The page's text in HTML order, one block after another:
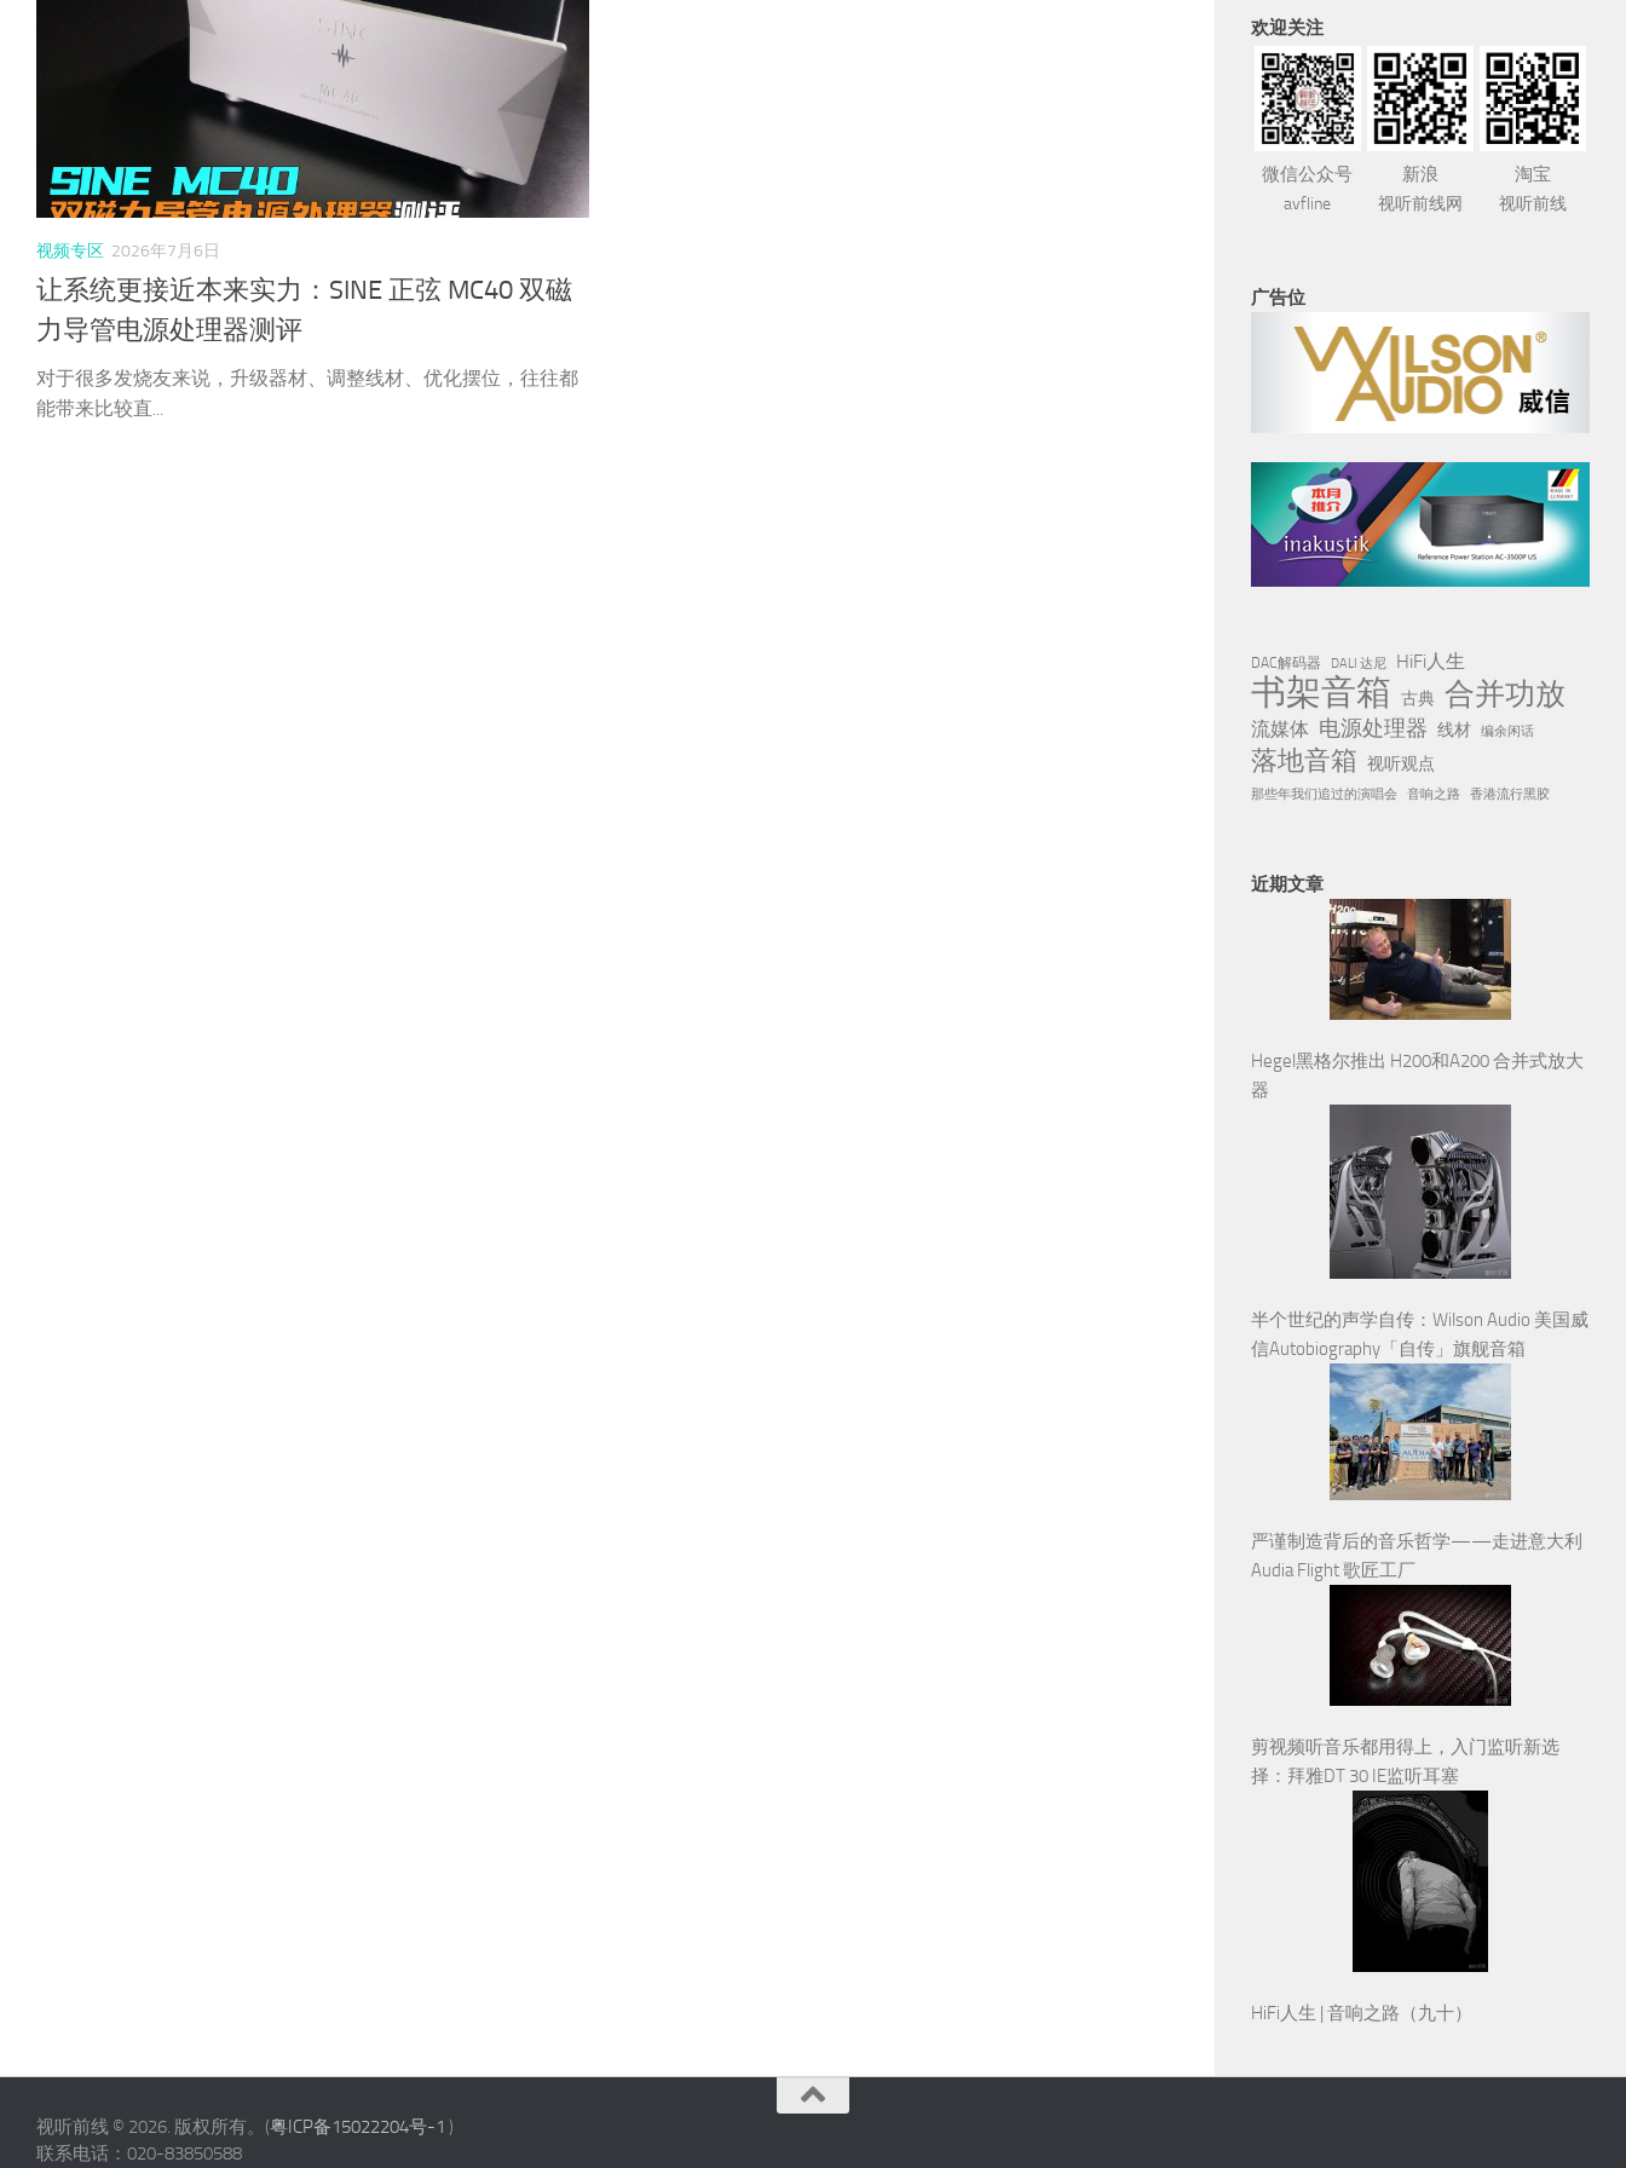
视频专区 2026年7月6日
让系统更接近本来实力：SINE 正弦 MC40 双磁
力导管电源处理器测评
对于很多发烧友来说，升级器材、调整线材、优化摆位，往往都
能带来比较直...
欢迎关注
微信公众号
avfline
新浪
视听前线网
淘宝
视听前线
广告位
DAC解码器 DALI 达尼 HiFi人生
书架音箱 古典 合并功放
流媒体 电源处理器 线材 编余闲话
落地音箱 视听观点
那些年我们追过的演唱会 音响之路 香港流行黑胶
近期文章
Hegel黑格尔推出 H200和A200 合并式放大
器
半个世纪的声学自传：Wilson Audio 美国威
信Autobiography「自传」旗舰音箱
严谨制造背后的音乐哲学——走进意大利
Audia Flight 歌匠工厂
剪视频听音乐都用得上，入门监听新选
择：拜雅DT 30 IE监听耳塞
HiFi人生 | 音响之路（九十）
视听前线 © 2026. 版权所有。(粤ICP备15022204号-1 )
联系电话：020-83850588